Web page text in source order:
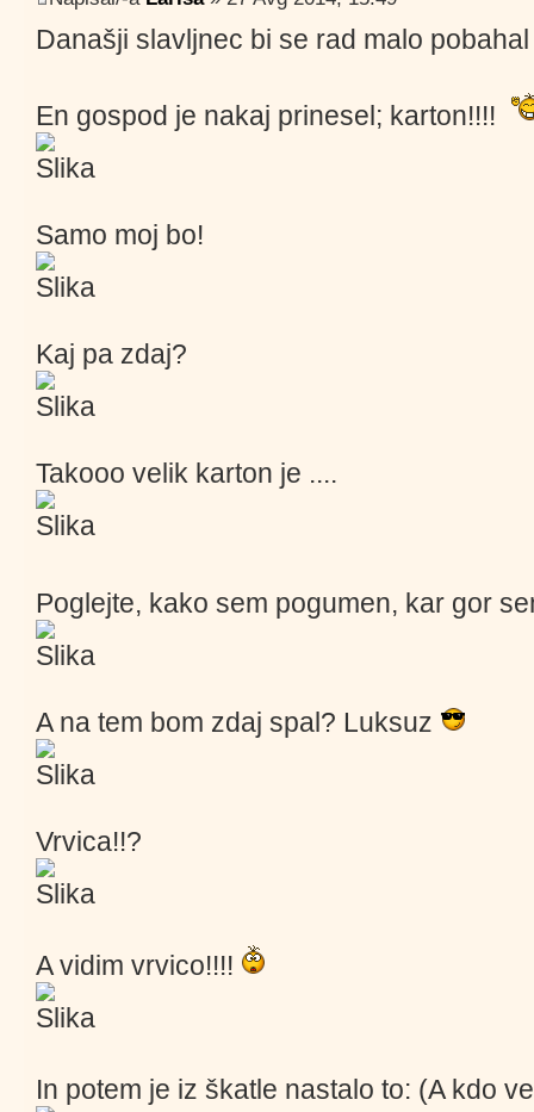
Današji slavljnec bi se rad malo
En gospod je nakaj prinesel; karton!!!!
Samo moj bo!
Kaj pa zdaj?
Takooo velik karton je ....
Poglejte, kako sem pogumen, kar gor
A na tem bom zdaj spal? Luksuz
Vrvica!!?
A vidim vrvico!!!!
In potem je iz škatle nastalo to: (A kdo